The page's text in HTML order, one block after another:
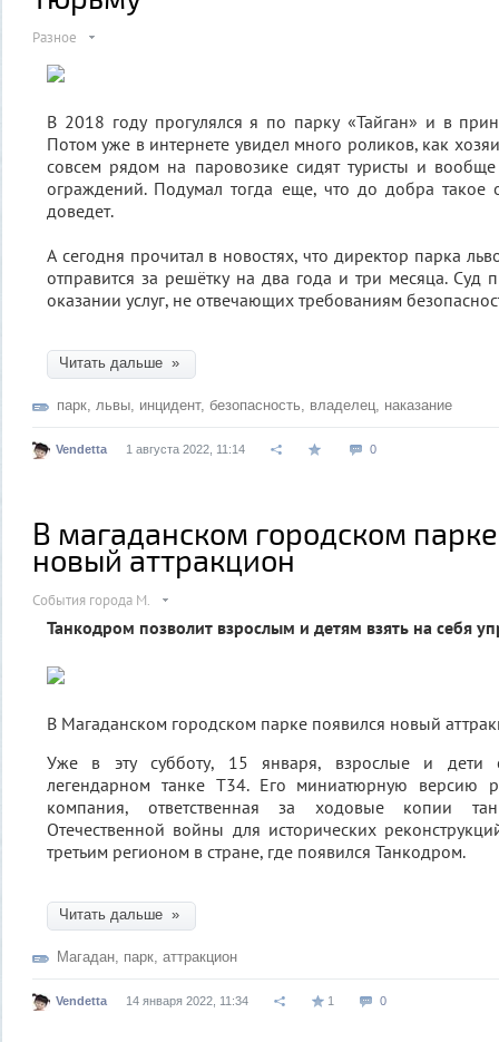
Разное
В 2018 году прогулялся я по парку «Тайган» и в
Потом уже в интернете увидел много роликов, как
совсем рядом на паровозике сидят туристы и
ограждений. Подумал тогда еще, что до добра такое
доведет.
А сегодня прочитал в новостях, что директор парка
отправится за решётку на два года и три месяца. Суд
оказании услуг, не отвечающих требованиям
Читать дальше »
парк львы инцидент, безопасность владелец наказание
Vendetta 1 августа 2022, 11:14 0
В магаданском городском
новый аттракцион
События города М.
Танкодром позволит взрослым и детям взять на себя
В Магаданском городском парке появился новый
Уже в эту субботу, 15 января, взрослые и дети
легендарном танке Т34. Его миниатюрную версию
компания, ответственная за ходовые копии
Отечественной войны для исторических
третьим регионом в стране, где появился Танкодром.
Читать дальше »
Магадан парк аттракцион
Vendetta 14 января 2022, 11:34 1 0